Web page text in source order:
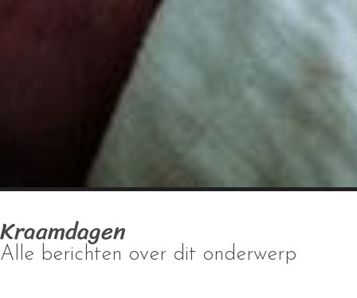
Kraamdagen
Alle berichten over dit onderwerp